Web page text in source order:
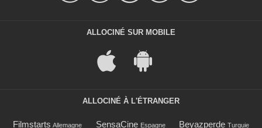
ALLOCINÉ SUR MOBILE
ALLOCINÉ À L'ÉTRANGER
Filmstarts Allemagne SensaCine Espagne Beyazperde Turquie